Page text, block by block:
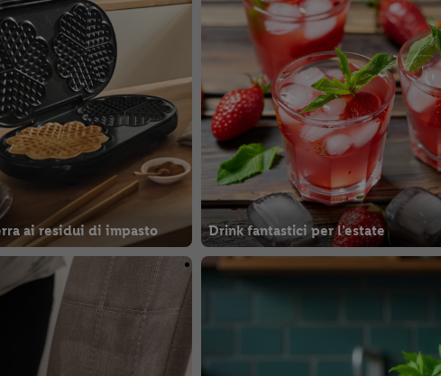
ai residui di impasto Drink fantastici per l’estate